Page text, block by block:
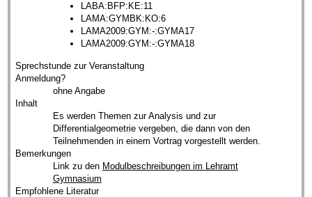
LABA:BFP:KE:11
LAMA:GYMBK:KO:6
LAMA2009:GYM:-:GYMA17
LAMA2009:GYM:-:GYMA18
Sprechstunde zur Veranstaltung
Anmeldung?
ohne Angabe
Inhalt
Es werden Themen zur Analysis und zur
Differentialgeometrie vergeben, die dann von den
Teilnehmenden in einem Vortrag vorgestellt werden.
Bemerkungen
Link zu den Modulbeschreibungen im Lehramt
Gymnasium
Empfohlene Literatur